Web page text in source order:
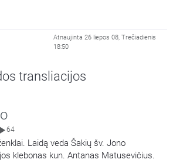
Atnaujinta 26 liepos 08, Trečiadienis
18:50
transliacijos
64
Laidą veda Šakių šv. Jono
klebonas kun. Antanas Matusevičius.